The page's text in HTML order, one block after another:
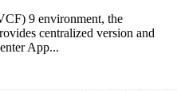
9 environment, the
centralized version and
App...